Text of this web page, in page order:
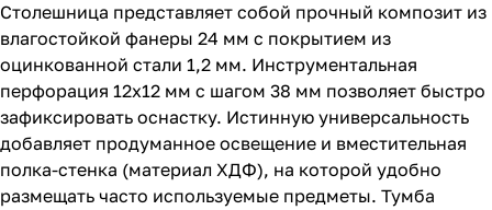
Столешница представляет собой прочный композит из
влагостойкой фанеры 24 мм с покрытием из
оцинкованной стали 1,2 мм. Инструментальная
перфорация 12х12 мм с шагом 38 мм позволяет быстро
зафиксировать оснастку. Истинную универсальность
добавляет продуманное освещение и вместительная
полка-стенка (материал ХДФ), на которой удобно
размещать часто используемые предметы. Тумба